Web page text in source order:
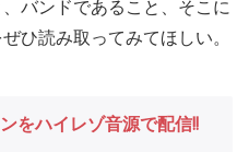
バンドであること、そこに
ひ読み取ってみてほしい。
をハイレゾ音源で配信!!